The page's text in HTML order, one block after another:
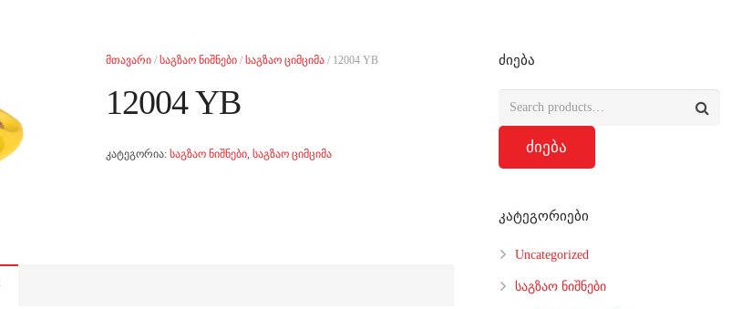
მთავარი / საგზაო ნიშნები / საგზაო ციმციმა / 12004 YB
12004 YB
კატეგორია: საგზაო ნიშნები, საგზაო ციმციმა
ძიება
ძიება
კატეგორიები
Uncategorized
საგზაო ნიშნები